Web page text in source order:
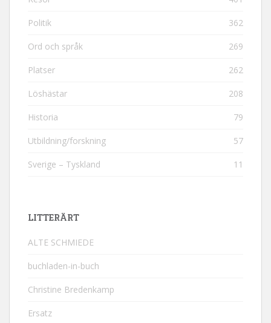
Politik 362
Ord och språk 269
Platser 262
Löshästar 208
Historia 79
Utbildning/forskning 57
Sverige – Tyskland 11
LITTERÄRT
ALTE SCHMIEDE
buchladen-in-buch
Christine Bredenkamp
Ersatz